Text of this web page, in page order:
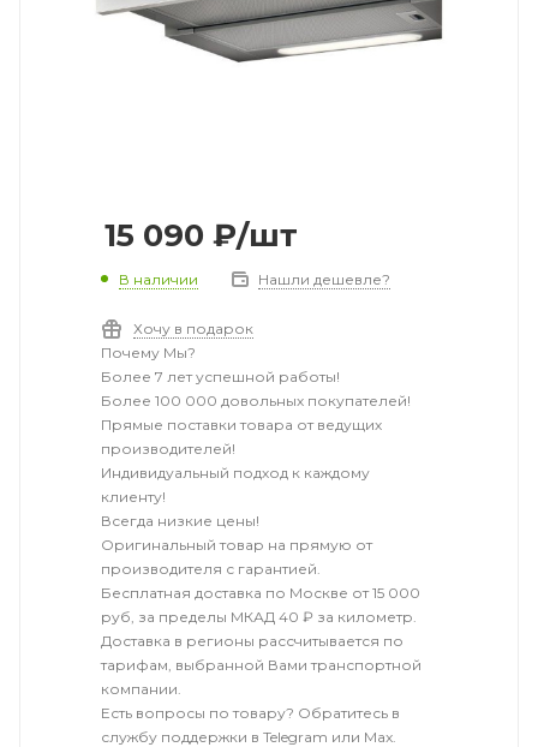
15 090 ₽/шт
В наличии Нашли дешевле?
Хочу в подарок
Почему Мы?
Более 7 лет успешной работы!
Более 100 000 довольных покупателей!
Прямые поставки товара от ведущих
производителей!
Индивидуальный подход к каждому
клиенту!
Всегда низкие цены!
Оригинальный товар на прямую от
производителя с гарантией.
Бесплатная доставка по Москве от 15 000
руб, за пределы МКАД 40 ₽ за километр.
Доставка в регионы рассчитывается по
тарифам, выбранной Вами транспортной
компании.
Есть вопросы по товару? Обратитесь в
службу поддержки в Telegram или Max.